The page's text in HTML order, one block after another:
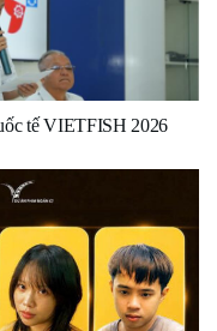
tế VIETFISH 2026